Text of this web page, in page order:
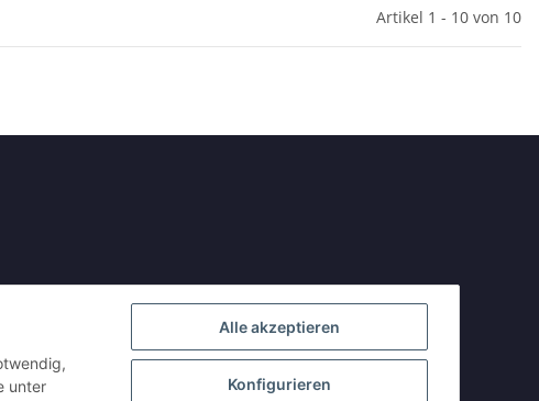
Artikel 1 - 10 von 10
unter
Alle akzeptieren
Konfigurieren